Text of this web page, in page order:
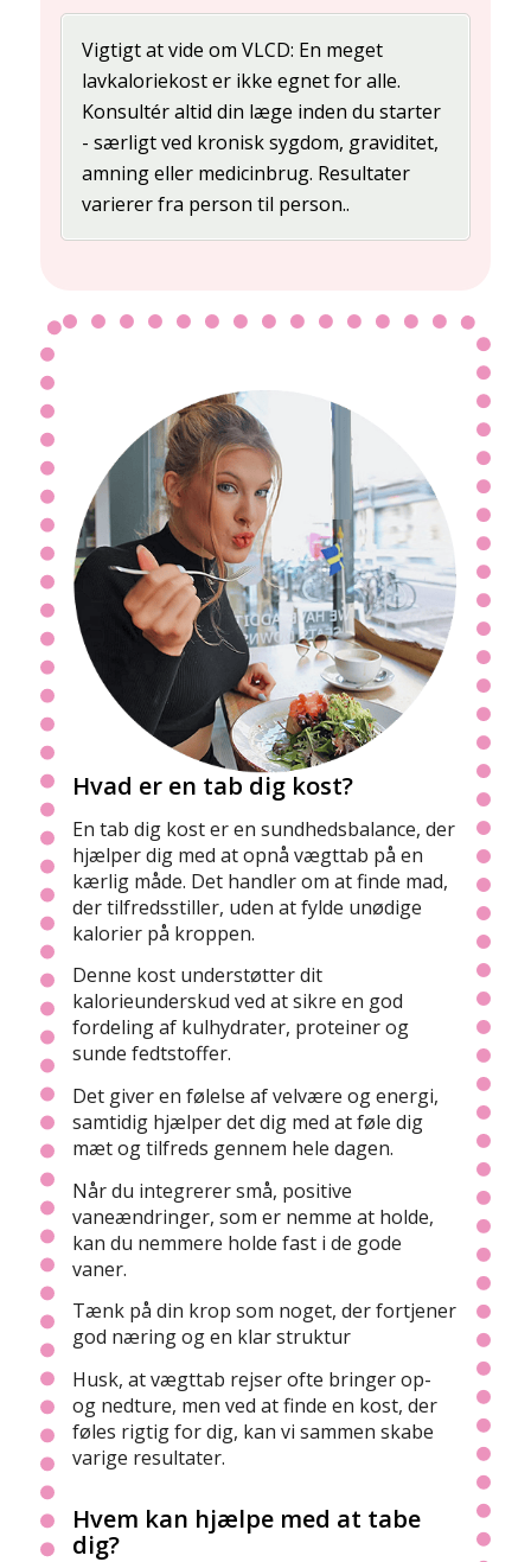
Vigtigt at vide om VLCD: En meget
lavkaloriekost er ikke egnet for alle.
Konsultér altid din læge inden du starter
- særligt ved kronisk sygdom, graviditet,
amning eller medicinbrug. Resultater
varierer fra person til person..
Hvad er en tab dig kost?
En tab dig kost er en sundhedsbalance, der
hjælper dig med at opnå vægttab på en
kærlig måde. Det handler om at finde mad,
der tilfredsstiller, uden at fylde unødige
kalorier på kroppen.
Denne kost understøtter dit
kalorieunderskud ved at sikre en god
fordeling af kulhydrater, proteiner og
sunde fedtstoffer.
Det giver en følelse af velvære og energi,
samtidig hjælper det dig med at føle dig
mæt og tilfreds gennem hele dagen.
Når du integrerer små, positive
vaneændringer, som er nemme at holde,
kan du nemmere holde fast i de gode
vaner.
Tænk på din krop som noget, der fortjener
god næring og en klar struktur
Husk, at vægttab rejser ofte bringer op-
og nedture, men ved at finde en kost, der
føles rigtig for dig, kan vi sammen skabe
varige resultater.
Hvem kan hjælpe med at tabe
dig?